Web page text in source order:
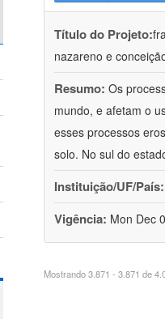
Título do Projeto:
nazareno e
Resumo: Os
mundo, e afetam o
esses processos
solo. No sul do
Instituição/UF/País:
Vigência: Mon Dec
Mostrando 3.871 - 3.871 de